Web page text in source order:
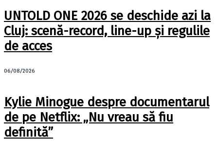
UNTOLD ONE 2026 se deschide azi la
Cluj: scenă-record, line-up și regulile
de acces
06/08/2026
Kylie Minogue despre documentarul
de pe Netflix: „Nu vreau să fiu
definită”